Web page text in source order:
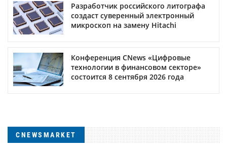
Разработчик российского литографа
создаст суверенный электронный
микроскоп на замену Hitachi
Конференция CNews «Цифровые
технологии в финансовом секторе»
состоится 8 сентября 2026 года
CNEWSMARKET